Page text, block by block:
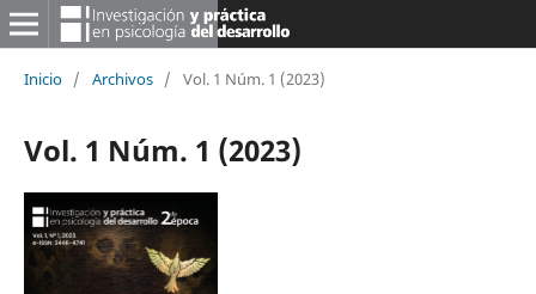
Inicio / Archivos / Vol. 1 Núm. 1 (2023)
Vol. 1 Núm. 1 (2023)